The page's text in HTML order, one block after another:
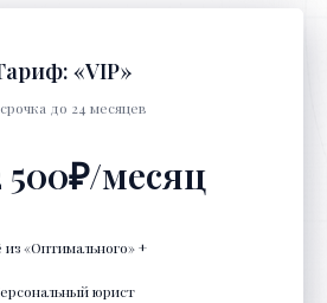
«VIP»
до 24 месяцев
500₽/месяц
из «Оптимального» +
юрист